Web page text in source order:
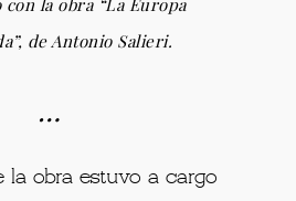
la obra “La Europa
de Antonio Salieri.
…
la obra estuvo a cargo